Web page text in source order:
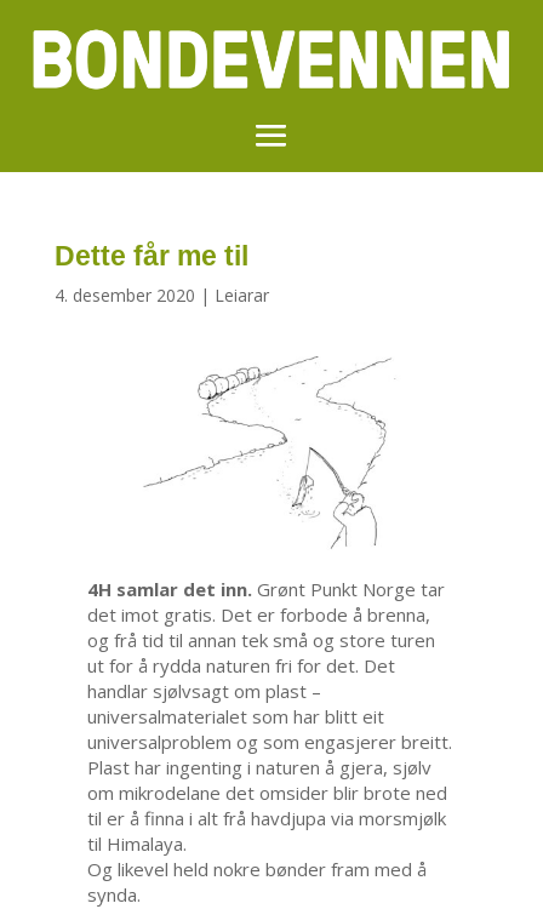
Dette får me til
4. desember 2020 | Leiarar
4H samlar det inn. Grønt Punkt Norge tar
det imot gratis. Det er forbode å brenna,
og frå tid til annan tek små og store turen
ut for å rydda naturen fri for det. Det
handlar sjølvsagt om plast –
universalmaterialet som har blitt eit
universalproblem og som engasjerer breitt.
Plast har ingenting i naturen å gjera, sjølv
om mikrodelane det omsider blir brote ned
til er å finna i alt frå havdjupa via morsmjølk
til Himalaya.
Og likevel held nokre bønder fram med å
synda.